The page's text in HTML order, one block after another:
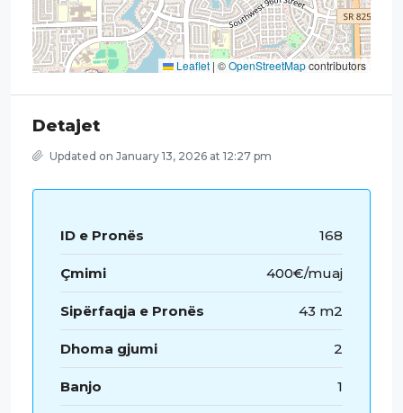
Leaflet | ©OpenStreetMapcontributors
Detajet
Updated on January 13, 2026 at 12:27 pm
ID e Pronës 168
Çmimi 400€/muaj
Sipërfaqja e Pronës 43 m2
Dhoma gjumi 2
Banjo 1